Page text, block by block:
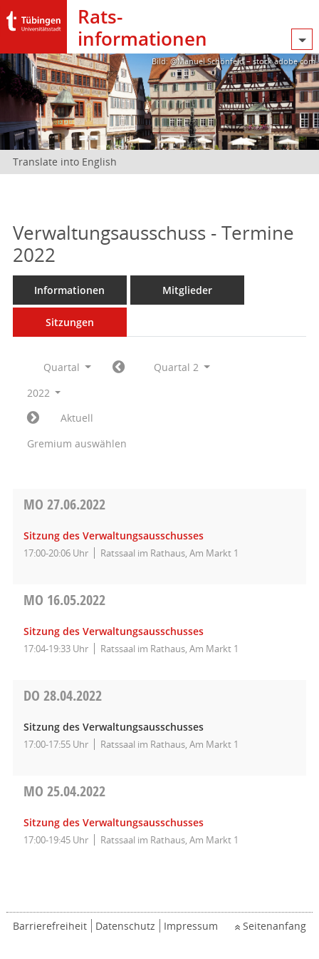
Rats­
informationen
Bild: @Manuel Schönfeld – stock.adobe.com
Translate into English
Verwaltungsausschuss - Termine
2022
Informationen Mitglieder
Sitzungen
Quartal
Quartal 2
2022
Aktuell
Gremium auswählen
MO 27.06.2022
Sitzung des Verwaltungsausschusses
17:00-20:06 Uhr Ratssaal im Rathaus, Am Markt 1
MO 16.05.2022
Sitzung des Verwaltungsausschusses
17:04-19:33 Uhr Ratssaal im Rathaus, Am Markt 1
DO 28.04.2022
Sitzung des Verwaltungsausschusses
17:00-17:55 Uhr Ratssaal im Rathaus, Am Markt 1
MO 25.04.2022
Sitzung des Verwaltungsausschusses
17:00-19:45 Uhr Ratssaal im Rathaus, Am Markt 1
Barrierefreiheit Datenschutz Impressum Seitenanfang